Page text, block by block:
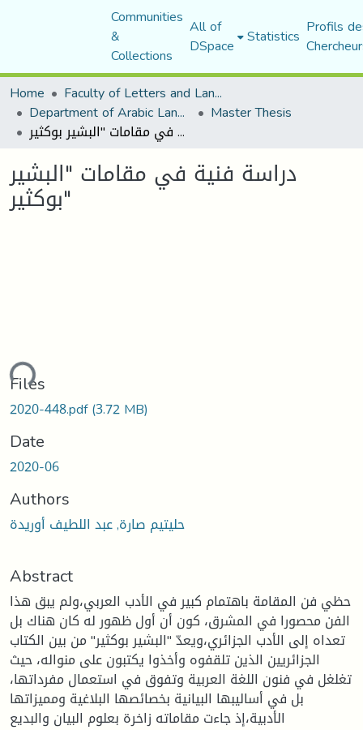
Communities
&
Collections
All of
DSpace Statistics Profils
Home
Faculty of Letters and Languages
Department of Arabic Language and Literature Master Thesis
دراسة فنية في مقامات "البشير بوكثير"
دراسة فنية في مقامات "البشير
بوكثير"
Files
2020-448.pdf(3.72 MB)
Date
2020-06
Authors
حليتيم صارة, عبد اللطيف أوريدة
Abstract
حظي فن المقامة باهتمام كبير في الأدب العربي،ولم يبق هذا
الفن محصورا في المشرق، كون أن أول ظهور له كان هناك بل
تعداه إلى الأدب الجزائري،ويعدّ "البشير بوكثير" من بين الكتاب
الجزائريين الذين تلقفوه وأخذوا يكتبون على منواله، حيث
تغلغل في فنون اللغة العربية وتفوق في استعمال مفرداتها،
بل في أساليبها البيانية بخصائصها البلاغية ومميزاتها
الأدبية،إذ جاءت مقاماته زاخرة بعلوم البيان والبديع